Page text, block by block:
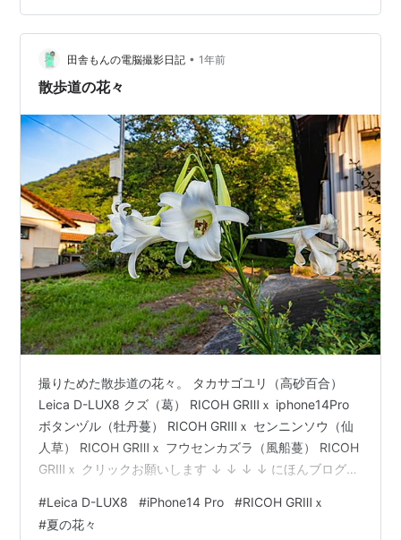
田舎もんの電脳撮影日記 • 1年前
散歩道の花々
撮りためた散歩道の花々。 タカサゴユリ（高砂百合）
Leica D-LUX8 クズ（葛） RICOH GRⅢｘ iphone14Pro
ボタンヅル（牡丹蔓） RICOH GRⅢｘ センニンソウ（仙
人草） RICOH GRⅢｘ フウセンカズラ（風船蔓） RICOH
GRⅢｘ クリックお願いします ↓ ↓ ↓ ↓ にほんブログ村
#Leica D-LUX8 #iPhone14 Pro #RICOH GRⅢｘ
#夏の花々